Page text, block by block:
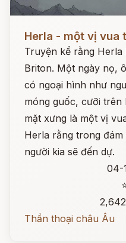
Herla - một vị vua
Truyện kể rằng
Briton. Một ngày nọ,
có ngoại hình như
móng guốc, cưỡi trên
mặt xưng là một vị
Herla rằng trong
người kia sẽ đến dự.
04-
Thần thoại châu Âu